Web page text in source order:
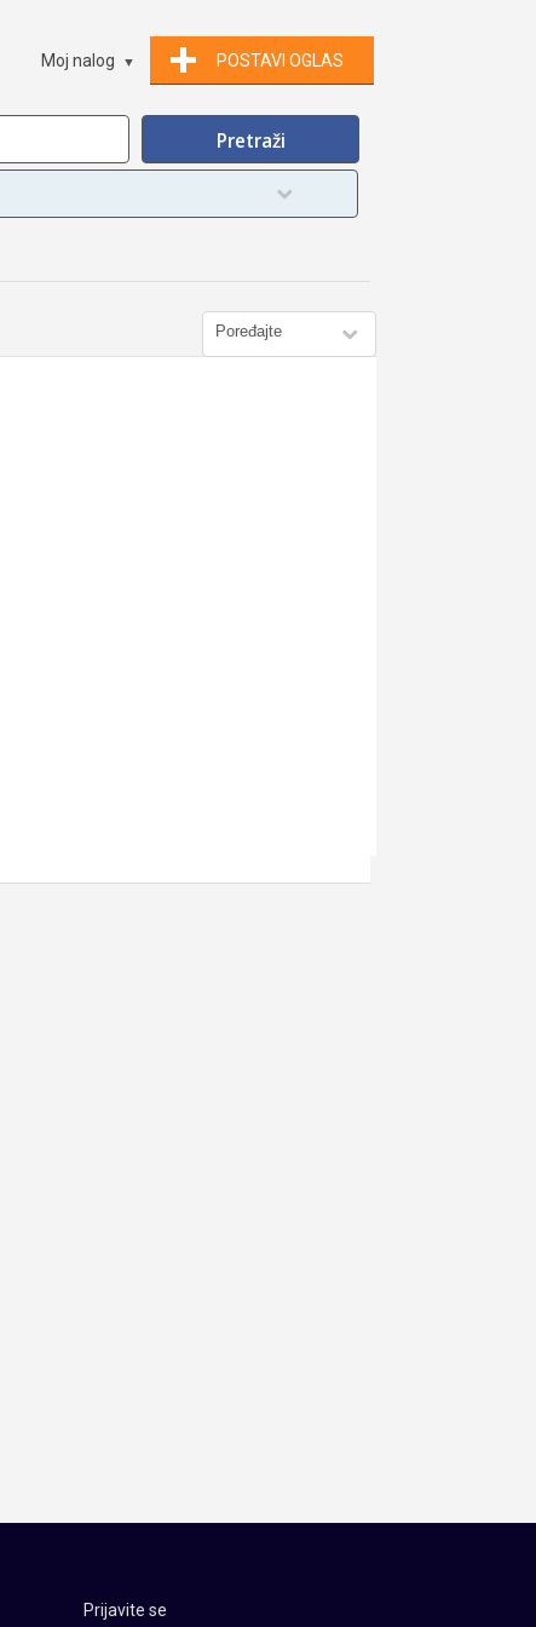
POSTAVI OGLAS
Moj nalog
Prijavite se